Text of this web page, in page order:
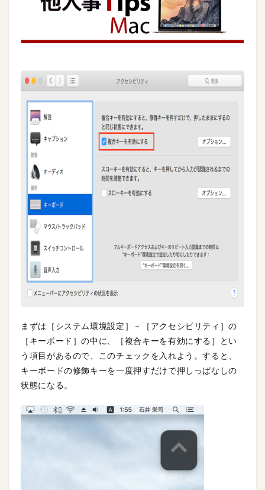
まずは［システム環境設定］－［アクセシビリティ］の
［キーボード］の中に、［複合キーを有効にする］とい
う項目があるので、このチェックを入れよう。すると、
キーボードの修飾キーを一度押すだけで押しっぱなしの
状態になる。